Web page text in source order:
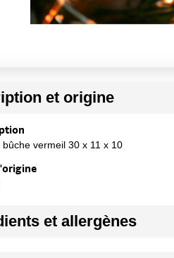
et origine
bûche vermeil 30 x 11 x 10
et allergènes